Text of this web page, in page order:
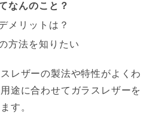
なんのこと？
メリットは？
方法を知りたい
レザーの製法や特性がよくわ
途に合わせてガラスレザーを
す。